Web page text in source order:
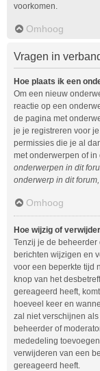
voorkomen.
Omhoog
Vragen in
Hoe plaats ik een
Om een nieuw
reactie op een
de pagina met
je je registreren voor
permissies die je al
met onderwerpen of
onderwerpen in dit
onderwerp in dit
Omhoog
Hoe wijzig of
Tenzij je de
berichten wijzigen en
voor een beperkte tijd
knop van het
gereageerd heeft,
hoeveel keer en
zal niet verschijnen
beheerder of
mededeling
verwijderen van een
gereageerd heeft.